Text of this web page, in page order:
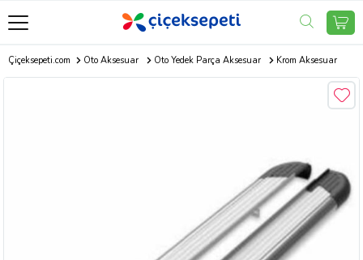
Çiçeksepeti.com Oto Aksesuar Oto Yedek Parça Aksesuar Krom Aksesuar